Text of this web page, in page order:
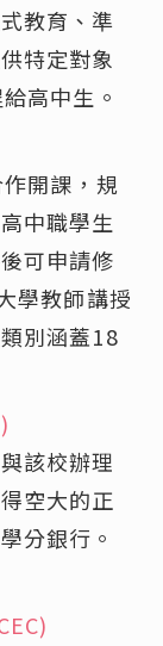
教育、準
特定對象
高中生。
開課，規
中職學生
可申請修
學教師講授
別涵蓋18
該校辦理
空大的正
分銀行。